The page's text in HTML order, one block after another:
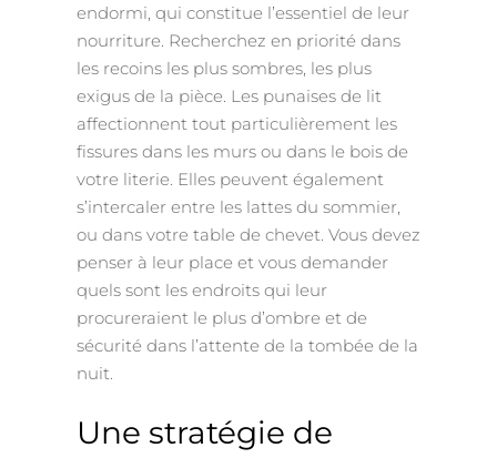
endormi, qui constitue l’essentiel de leur
nourriture. Recherchez en priorité dans
les recoins les plus sombres, les plus
exigus de la pièce. Les punaises de lit
affectionnent tout particulièrement les
fissures dans les murs ou dans le bois de
votre literie. Elles peuvent également
s’intercaler entre les lattes du sommier,
ou dans votre table de chevet. Vous devez
penser à leur place et vous demander
quels sont les endroits qui leur
procureraient le plus d’ombre et de
sécurité dans l’attente de la tombée de la
nuit.
Une stratégie de